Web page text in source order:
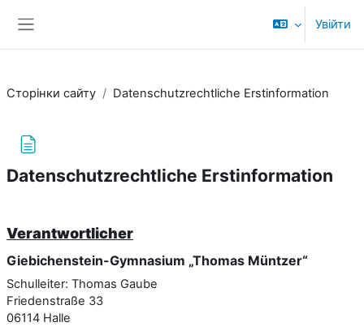
Увійти
Сторінки сайту Datenschutzrechtliche Erstinformation
Datenschutzrechtliche Erstinformation
Verantwortlicher
Giebichenstein-Gymnasium „Thomas Müntzer“
Schulleiter: Thomas Gaube
Friedenstraße 33
06114 Halle